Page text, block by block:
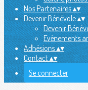
Nos Partenaires▴▾
Devenir Bénévole▴▾
Devenir
Evènements
Adhésions▴▾
Contact▴▾
Se connecter